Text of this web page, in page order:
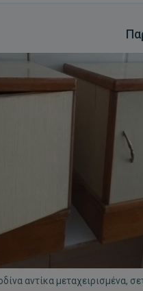
αντίκα μεταχειρισμένα,